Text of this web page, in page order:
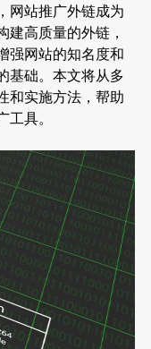
网站推广外链成为
建高质量的外链，
强网站的知名度和
基础。本文将从多
和实施方法，帮助
具。